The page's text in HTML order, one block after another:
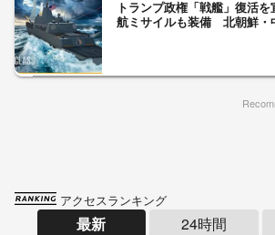
トランプ政権「戦艦」復活
航ミサイルも装備 北朝鮮・
アクセスランキング
最新 24時間